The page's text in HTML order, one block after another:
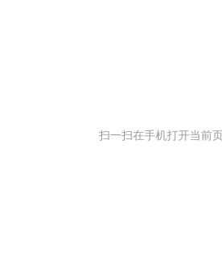
扫一扫在手机打开当前页